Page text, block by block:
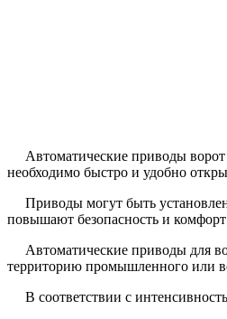
Автоматические приводы ворот
необходимо быстро и удобно
Приводы могут быть
повышают безопасность и комфорт
Автоматические приводы для
территорию промышленного или
В соответствии с